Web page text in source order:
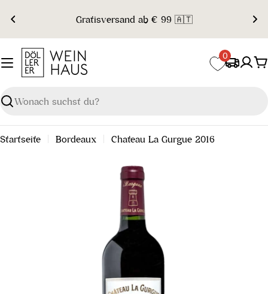
Inhalt
springen
Gratisversand ab € 99 🇦🇹
Suchen
0
Startseite Bordeaux Chateau La Gurgue 2016